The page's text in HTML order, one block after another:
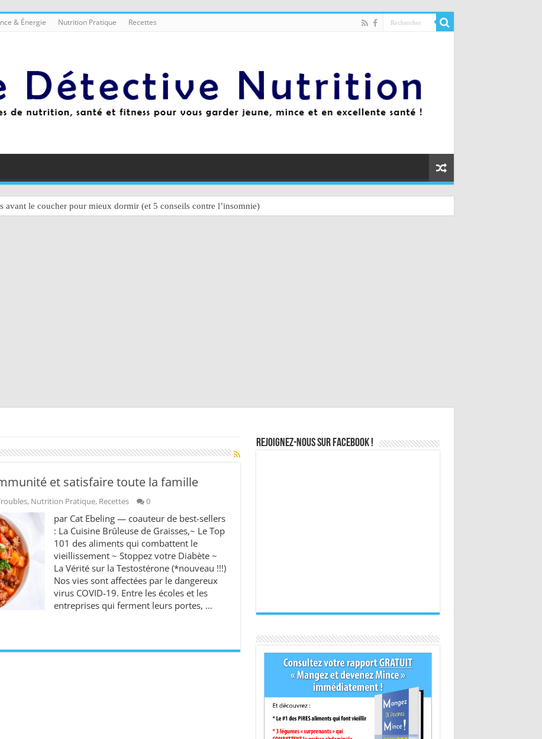
& Énergie Nutrition Pratique Recettes
avant le coucher pour mieux dormir (et 5 conseils contre l’insomnie)
et satisfaire toute la famille
, Nutrition Pratique, Recettes 0
par Cat Ebeling — coauteur de best-sellers
: La Cuisine Brûleuse de Graisses,~ Le Top
101 des aliments qui combattent le
vieillissement ~ Stoppez votre Diabète ~
La Vérité sur la Testostérone (*nouveau !!!)
Nos vies sont affectées par le dangereux
virus COVID-19. Entre les écoles et les
entreprises qui ferment leurs portes, …
Rejoignez-nous sur Facebook !